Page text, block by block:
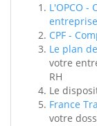
L'OPCO -
entreprise
CPF -
Le plan
votre
RH
Le
France
votre